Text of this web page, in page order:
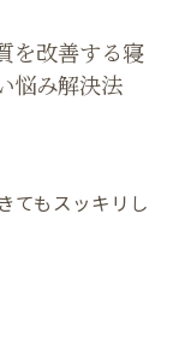
を改善する寝
悩み解決法
てもスッキリし